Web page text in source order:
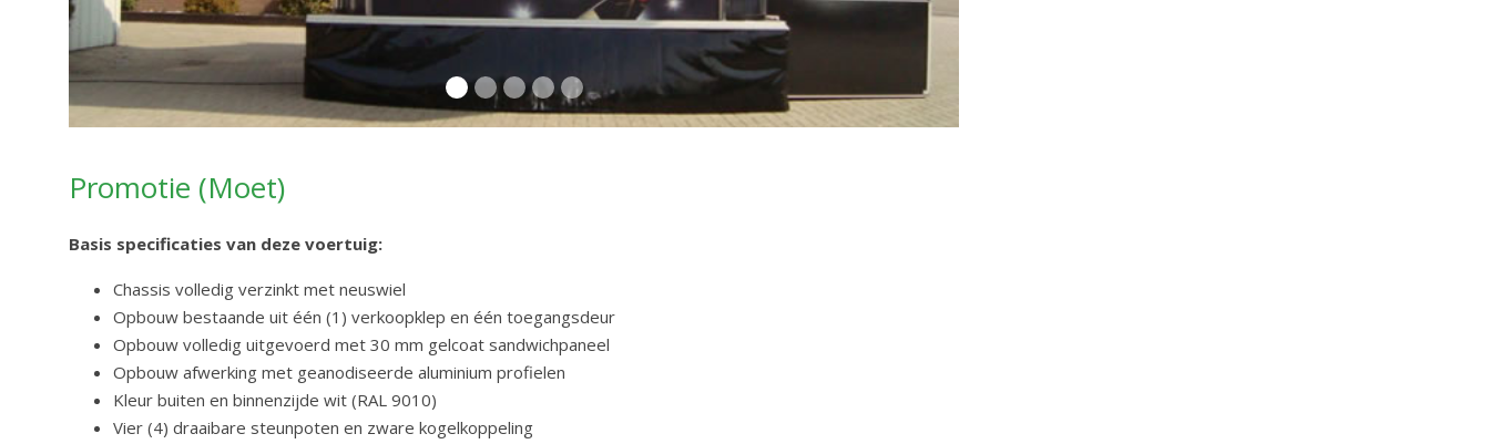
Promotie (Moet)
Basis specificaties van deze voertuig:
Chassis volledig verzinkt met neuswiel
Opbouw bestaande uit één (1) verkoopklep en één toegangsdeur
Opbouw volledig uitgevoerd met 30 mm gelcoat sandwichpaneel
Opbouw afwerking met geanodiseerde aluminium profielen
Kleur buiten en binnenzijde wit (RAL 9010)
Vier (4) draaibare steunpoten en zware kogelkoppeling